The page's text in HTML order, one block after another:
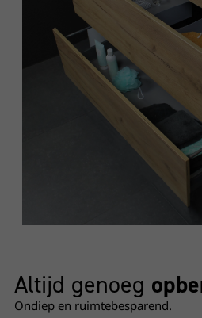
Altijd genoeg
Ondiep en ruimtebesparend.